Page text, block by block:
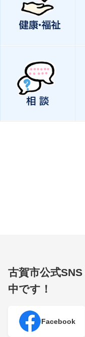
古賀市公式SNS
中です！
Facebook